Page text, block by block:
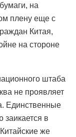
на
плену еще с
Китая,
на стороне
штаба
не проявляет
Единственные
заикается в
же